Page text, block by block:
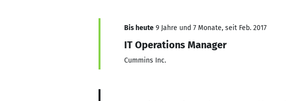
Bis heute 9 Jahre und 7 Monate, seit Feb. 2017
IT Operations Manager
Cummins Inc.